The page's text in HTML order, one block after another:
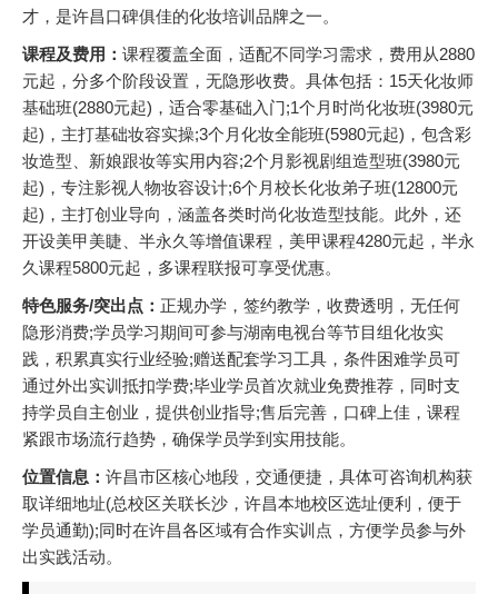
才，是许昌口碑俱佳的化妆培训品牌之一。
课程及费用： 课程覆盖全面，适配不同学习需求，费用从2880
元起，分多个阶段设置，无隐形收费。具体包括：15天化妆师
基础班(2880元起)，适合零基础入门;1个月时尚化妆班(3980元
起)，主打基础妆容实操;3个月化妆全能班(5980元起)，包含彩
妆造型、新娘跟妆等实用内容;2个月影视剧组造型班(3980元
起)，专注影视人物妆容设计;6个月校长化妆弟子班(12800元
起)，主打创业导向，涵盖各类时尚化妆造型技能。此外，还
开设美甲美睫、半永久等增值课程，美甲课程4280元起，半永
久课程5800元起，多课程联报可享受优惠。
特色服务/突出点： 正规办学，签约教学，收费透明，无任何
隐形消费;学员学习期间可参与湖南电视台等节目组化妆实
践，积累真实行业经验;赠送配套学习工具，条件困难学员可
通过外出实训抵扣学费;毕业学员首次就业免费推荐，同时支
持学员自主创业，提供创业指导;售后完善，口碑上佳，课程
紧跟市场流行趋势，确保学员学到实用技能。
位置信息： 许昌市区核心地段，交通便捷，具体可咨询机构获
取详细地址(总校区关联长沙，许昌本地校区选址便利，便于
学员通勤);同时在许昌各区域有合作实训点，方便学员参与外
出实践活动。